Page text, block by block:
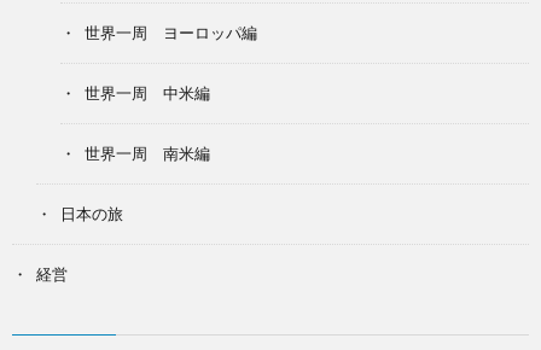
世界一周 ヨーロッパ編
世界一周 中米編
世界一周 南米編
日本の旅
経営